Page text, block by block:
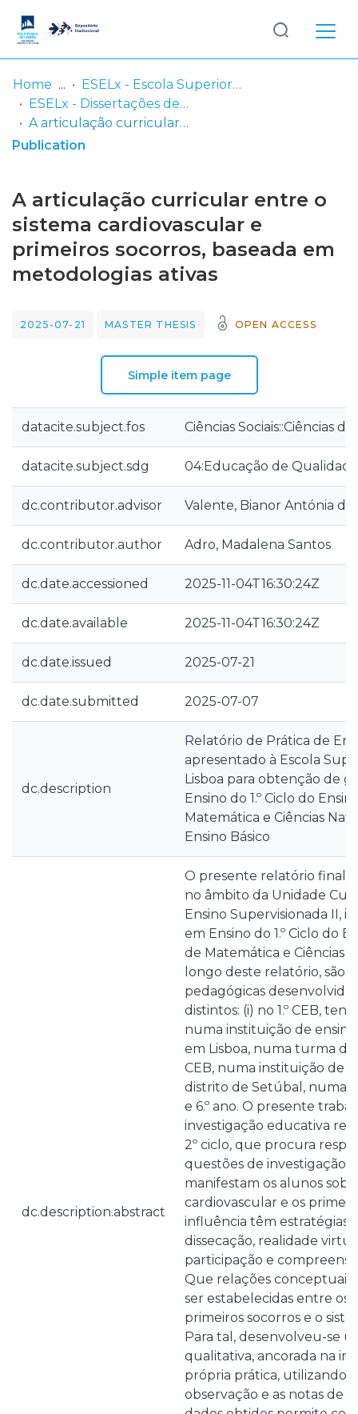
Communities
& Collections
Statistics
Log
In
Home
ESELx - Escola Superior de Educação de Lisboa
ESELx - Dissertações de Mestrado
A articulação curricular entre o sistema cardiovascular e primeiros socorros, baseada em metodologias ativas
Publication
A articulação curricular entre o
sistema cardiovascular e
primeiros socorros, baseada em
metodologias ativas
2025-07-21 MASTER THESIS OPEN ACCESS
Simple item page
datacite.subject.fos Ciências Sociais::Ciências
datacite.subject.sdg 04:Educação de Qualidade
dc.contributor.advisor Valente, Bianor Antónia da
dc.contributor.author Adro, Madalena Santos
dc.date.accessioned 2025-11-04T16:30:24Z
dc.date.available 2025-11-04T16:30:24Z
dc.date.issued 2025-07-21
dc.date.submitted 2025-07-07
dc.description
Relatório de Prática de
apresentado à Escola
Lisboa para obtenção de
Ensino do 1.º Ciclo do
Matemática e Ciências
Ensino Básico
dc.description.abstract
O presente relatório final
no âmbito da Unidade
Ensino Supervisionada II,
em Ensino do 1.º Ciclo do
de Matemática e Ciências
longo deste relatório, são
pedagógicas
distintos: (i) no 1.º CEB,
numa instituição de
em Lisboa, numa turma de
CEB, numa instituição de
distrito de Setúbal, numa
e 6.º ano. O presente
investigação educativa
2º ciclo, que procura
questões de investigação:
manifestam os alunos
cardiovascular e os
influência têm estratégias
dissecação, realidade
participação e
Que relações conceptuais
ser estabelecidas entre os
primeiros socorros e o
Para tal, desenvolveu-se
qualitativa, ancorada na
própria prática, utilizando
observação e as notas de